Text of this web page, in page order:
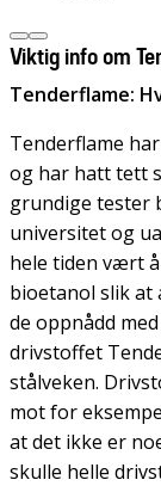
Viktig info om
Tenderflame:
Tenderflame
og har hatt tett
grundige tester
universitet og
hele tiden vært
bioetanol slik at
de oppnådd
drivstoffet
stålveken.
mot for
at det ikke er
skulle helle